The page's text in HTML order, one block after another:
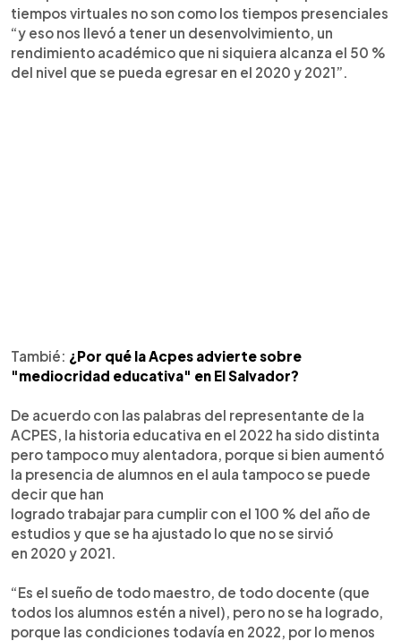
tiempos virtuales no son como los tiempos presenciales
“y eso nos llevó a tener un desenvolvimiento, un
rendimiento académico que ni siquiera alcanza el 50 %
del nivel que se pueda egresar en el 2020 y 2021”.
Tambié: ¿Por qué la Acpes advierte sobre
"mediocridad educativa" en El Salvador?
De acuerdo con las palabras del representante de la
ACPES, la historia educativa en el 2022 ha sido distinta
pero tampoco muy alentadora, porque si bien aumentó
la presencia de alumnos en el aula tampoco se puede
decir que han
logrado trabajar para cumplir con el 100 % del año de
estudios y que se ha ajustado lo que no se sirvió
en 2020 y 2021.
“Es el sueño de todo maestro, de todo docente (que
todos los alumnos estén a nivel), pero no se ha logrado,
porque las condiciones todavía en 2022, por lo menos